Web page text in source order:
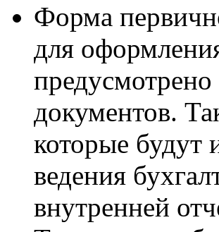
Форма
для
документов.
которые будут
ведения
внутренней